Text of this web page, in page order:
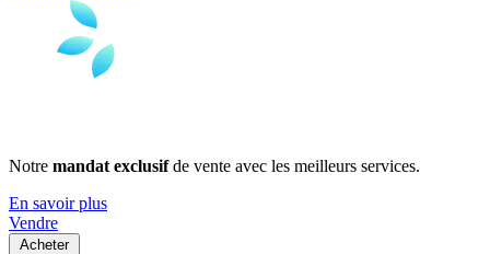
Notre mandat exclusifde vente avec les meilleurs services.
En savoir plus
Vendre
Acheter